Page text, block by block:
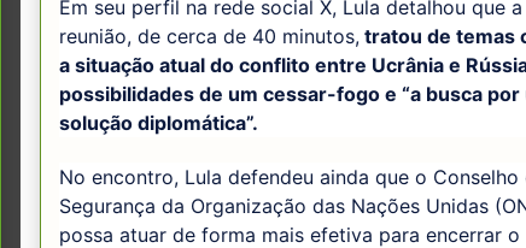
Em seu perfil na rede social X, Lula detalhou que a
reunião, de cerca de 40 minutos, tratou de temas
a situação atual do conflito entre Ucrânia e
possibilidades de um cessar-fogo e “a busca por
solução diplomática”.
No encontro, Lula defendeu ainda que o Conselho
Segurança da Organização das Nações Unidas
possa atuar de forma mais efetiva para encerrar o